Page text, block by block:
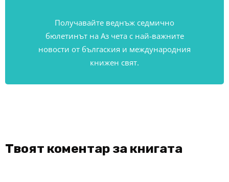
Получавайте веднъж седмично
бюлетинът на Аз чета с най-важните
новости от бългаския и международния
книжен свят.
Твоят коментар за книгата